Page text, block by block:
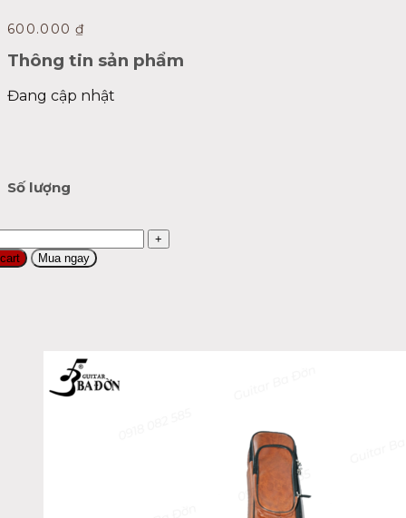
600.000₫
Thông tin sản phẩm
Đang cập nhật
Số lượng
Mua ngay